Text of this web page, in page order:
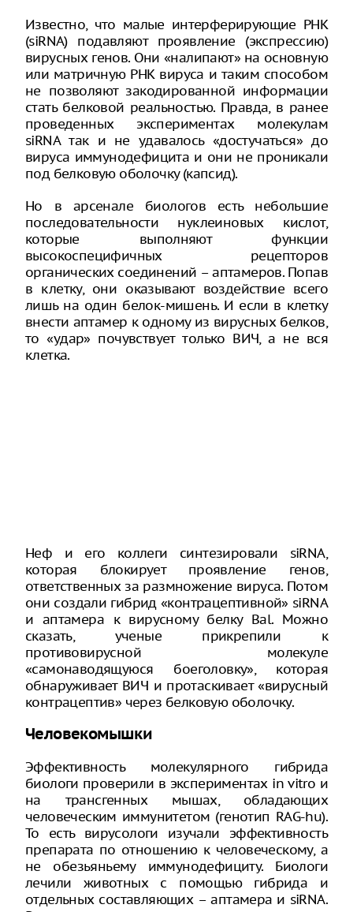
Известно, что малые интерферирующие РНК
(siRNA) подавляют проявление (экспрессию)
вирусных генов. Они «налипают» на основную
или матричную РНК вируса и таким способом
не позволяют закодированной информации
стать белковой реальностью. Правда, в ранее
проведенных экспериментах молекулам
siRNA так и не удавалось «достучаться» до
вируса иммунодефицита и они не проникали
под белковую оболочку (капсид).
Но в арсенале биологов есть небольшие
последовательности нуклеиновых кислот,
которые выполняют функции
высокоспецифичных рецепторов
органических соединений – аптамеров. Попав
в клетку, они оказывают воздействие всего
лишь на один белок-мишень. И если в клетку
внести аптамер к одному из вирусных белков,
то «удар» почувствует только ВИЧ, а не вся
клетка.
Неф и его коллеги синтезировали siRNA,
которая блокирует проявление генов,
ответственных за размножение вируса. Потом
они создали гибрид «контрацептивной» siRNA
и аптамера к вирусному белку Bal. Можно
сказать, ученые прикрепили к
противовирусной молекуле
«самонаводящуюся боеголовку», которая
обнаруживает ВИЧ и протаскивает «вирусный
контрацептив» через белковую оболочку.
Человекомышки
Эффективность молекулярного гибрида
биологи проверили в экспериментах in vitro и
на трансгенных мышах, обладающих
человеческим иммунитетом (генотип RAG-hu).
То есть вирусологи изучали эффективность
препарата по отношению к человеческому, а
не обезьяньему иммунодефициту. Биологи
лечили животных с помощью гибрида и
отдельных составляющих – аптамера и siRNA.